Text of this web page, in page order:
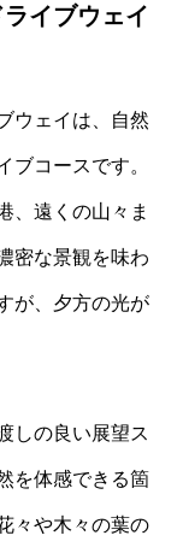
イブウェイ
ウェイは、自然
ブコースです。
、遠くの山々ま
密な景観を味わ
が、夕方の光が
しの良い展望ス
を体感できる箇
々や木々の葉の